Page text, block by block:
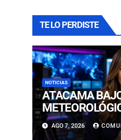
TE LO PERDISTE
NOTICIAS
ATACAMA
PRONOSTICAN
ISOTERMA
AGO 7, 2026